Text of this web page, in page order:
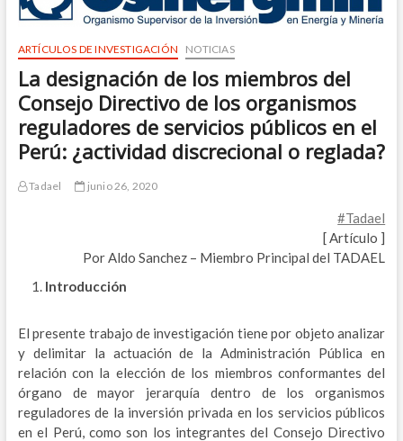
ARTÍCULOS DE INVESTIGACIÓN NOTICIAS
La designación de los miembros del
Consejo Directivo de los organismos
reguladores de servicios públicos en el
Perú: ¿actividad discrecional o reglada?
Tadael junio 26, 2020
#Tadael
[ Artículo ]
Por Aldo Sanchez – Miembro Principal del TADAEL
Introducción
El presente trabajo de investigación tiene por objeto analizar
y delimitar la actuación de la Administración Pública en
relación con la elección de los miembros conformantes del
órgano de mayor jerarquía dentro de los organismos
reguladores de la inversión privada en los servicios públicos
en el Perú, como son los integrantes del Consejo Directivo